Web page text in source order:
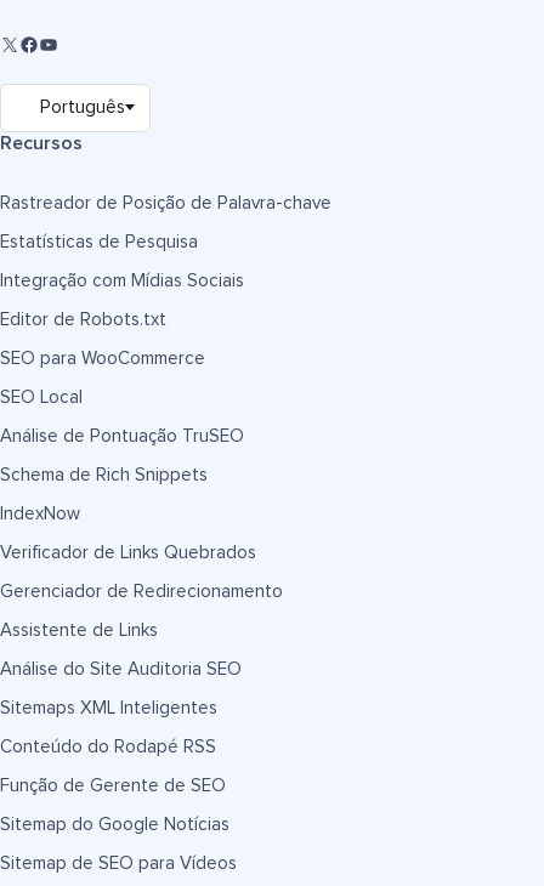
Recursos
Rastreador de Posição de Palavra-chave
Estatísticas de Pesquisa
Integração com Mídias Sociais
Editor de Robots.txt
SEO para WooCommerce
SEO Local
Análise de Pontuação TruSEO
Schema de Rich Snippets
IndexNow
Verificador de Links Quebrados
Gerenciador de Redirecionamento
Assistente de Links
Análise do Site Auditoria SEO
Sitemaps XML Inteligentes
Conteúdo do Rodapé RSS
Função de Gerente de SEO
Sitemap do Google Notícias
Sitemap de SEO para Vídeos